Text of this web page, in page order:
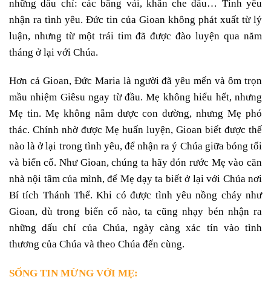
những dấu chỉ: các băng vải, khăn che đầu… Tình yêu
nhận ra tình yêu. Đức tin của Gioan không phát xuất từ lý
luận, nhưng từ một trái tim đã được đào luyện qua năm
tháng ở lại với Chúa.
Hơn cả Gioan, Đức Maria là người đã yêu mến và ôm trọn
mầu nhiệm Giêsu ngay từ đầu. Mẹ không hiểu hết, nhưng
Mẹ tin. Mẹ không nắm được con đường, nhưng Mẹ phó
thác. Chính nhờ được Mẹ huấn luyện, Gioan biết được thế
nào là ở lại trong tình yêu, để nhận ra ý Chúa giữa bóng tối
và biến cố. Như Gioan, chúng ta hãy đón rước Mẹ vào căn
nhà nội tâm của mình, để Mẹ dạy ta biết ở lại với Chúa nơi
Bí tích Thánh Thể. Khi có được tình yêu nồng cháy như
Gioan, dù trong biến cố nào, ta cũng nhạy bén nhận ra
những dấu chỉ của Chúa, ngày càng xác tín vào tình
thương của Chúa và theo Chúa đến cùng.
SỐNG TIN MỪNG VỚI MẸ: